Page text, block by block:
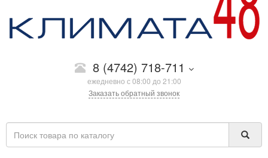
8 (4742) 718-711
ежедневно с 08:00 до 21:00
Заказать обратный звонок